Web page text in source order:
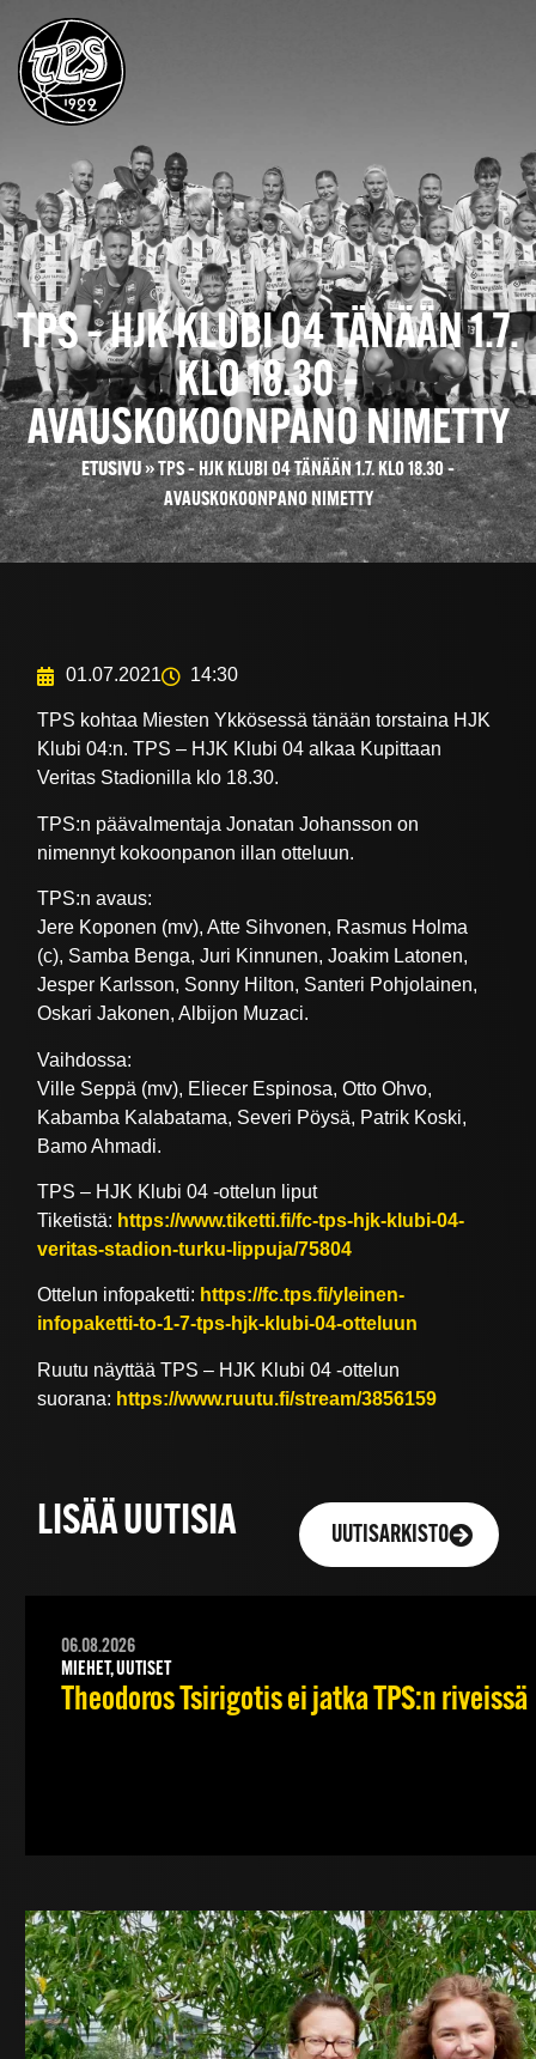
TPS – HJK KLUBI 04 TÄNÄÄN 1.7.
KLO 18.30 –
AVAUSKOKOONPANO NIMETTY
ETUSIVU»TPS – HJK KLUBI 04 TÄNÄÄN 1.7. KLO 18.30 –
AVAUSKOKOONPANO NIMETTY
01.07.2021 14:30
TPS kohtaa Miesten Ykkösessä tänään torstaina HJK
Klubi 04:n. TPS – HJK Klubi 04 alkaa Kupittaan
Veritas Stadionilla klo 18.30.
TPS:n päävalmentaja Jonatan Johansson on
nimennyt kokoonpanon illan otteluun.
TPS:n avaus:
Jere Koponen (mv), Atte Sihvonen, Rasmus Holma
(c), Samba Benga, Juri Kinnunen, Joakim Latonen,
Jesper Karlsson, Sonny Hilton, Santeri Pohjolainen,
Oskari Jakonen, Albijon Muzaci.
Vaihdossa:
Ville Seppä (mv), Eliecer Espinosa, Otto Ohvo,
Kabamba Kalabatama, Severi Pöysä, Patrik Koski,
Bamo Ahmadi.
TPS – HJK Klubi 04 -ottelun liput
Tiketistä: https://www.tiketti.fi/fc-tps-hjk-klubi-04-
veritas-stadion-turku-lippuja/75804
Ottelun infopaketti: https://fc.tps.fi/yleinen-
infopaketti-to-1-7-tps-hjk-klubi-04-otteluun
Ruutu näyttää TPS – HJK Klubi 04 -ottelun
suorana: https://www.ruutu.fi/stream/3856159
LISÄÄ UUTISIA UUTISARKISTO
06.08.2026
MIEHET, UUTISET
Theodoros Tsirigotis ei jatka TPS:n riveissä